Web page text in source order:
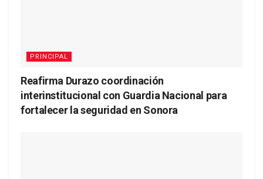
PRINCIPAL
Reafirma Durazo coordinación
interinstitucional con Guardia Nacional para
fortalecer la seguridad en Sonora